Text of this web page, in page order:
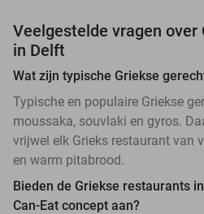
Veelgestelde vragen
in Delft
Wat zijn typische Griekse
Typische en populaire Griekse
moussaka, souvlaki en gyros.
vrijwel elk Grieks restaurant van
en warm pitabrood.
Bieden de Griekse restaurants
Can-Eat concept aan?